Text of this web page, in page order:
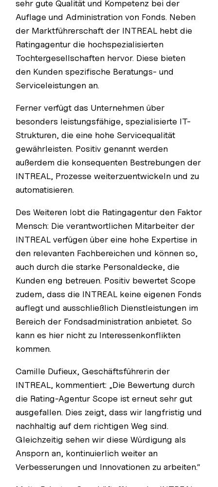
sehr gute Qualität und Kompetenz bei der
Auflage und Administration von Fonds. Neben
der Marktführerschaft der INTREAL hebt die
Ratingagentur die hochspezialisierten
Tochtergesellschaften hervor. Diese bieten
den Kunden spezifische Beratungs- und
Serviceleistungen an.
Ferner verfügt das Unternehmen über
besonders leistungsfähige, spezialisierte IT-
Strukturen, die eine hohe Servicequalität
gewährleisten. Positiv genannt werden
außerdem die konsequenten Bestrebungen der
INTREAL, Prozesse weiterzuentwickeln und zu
automatisieren.
Des Weiteren lobt die Ratingagentur den Faktor
Mensch: Die verantwortlichen Mitarbeiter der
INTREAL verfügen über eine hohe Expertise in
den relevanten Fachbereichen und können so,
auch durch die starke Personaldecke, die
Kunden eng betreuen. Positiv bewertet Scope
zudem, dass die INTREAL keine eigenen Fonds
auflegt und ausschließlich Dienstleistungen im
Bereich der Fondsadministration anbietet. So
kann es hier nicht zu Interessenkonflikten
kommen.
Camille Dufieux, Geschäftsführerin der
INTREAL, kommentiert: „Die Bewertung durch
die Rating-Agentur Scope ist erneut sehr gut
ausgefallen. Dies zeigt, dass wir langfristig und
nachhaltig auf dem richtigen Weg sind.
Gleichzeitig sehen wir diese Würdigung als
Ansporn an, kontinuierlich weiter an
Verbesserungen und Innovationen zu arbeiten.“